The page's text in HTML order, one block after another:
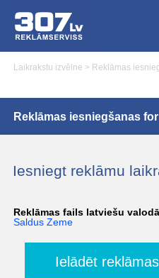
Laikrakstu izvēlne > Reklāmas
Reklāmas iesniegšanas
Iesniegt reklāmu
Reklāmas fails latviešu valodā
Saldus Zeme
Ielādēt